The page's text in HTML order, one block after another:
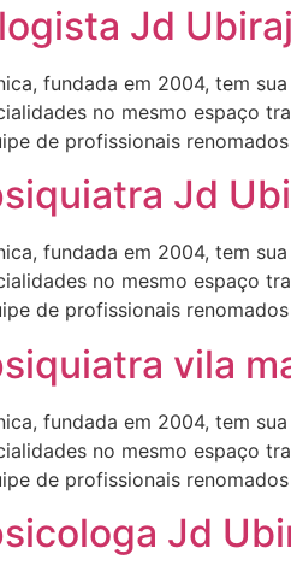
Jd
fundada em 2004, tem
no mesmo espaço
de profissionais
Jd
fundada em 2004, tem
no mesmo espaço
de profissionais
vila
fundada em 2004, tem
no mesmo espaço
de profissionais
Jd